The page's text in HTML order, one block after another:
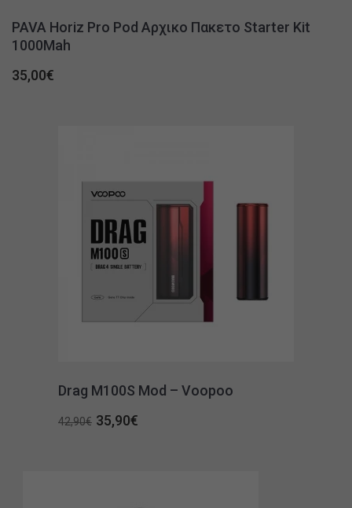
PAVA Horiz Pro Pod Αρχικο Πακετο Starter Kit
1000Mah
35,00€
Drag M100S Mod – Voopoo
42,90€ Original
35,90€